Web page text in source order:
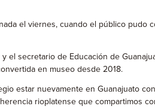
el viernes, cuando el público pudo
el secretario de Educación de
en museo desde 2018.
estar nuevamente en Guanajuato
rioplatense que compartimos